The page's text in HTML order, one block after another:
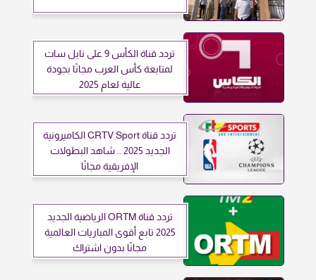
تردد قناة الكأس 9 على نايل سات
لمتابعة كأس العرب مجانًا بجودة
عالية لعام 2025
تردد قناة CRTV Sport الكاميرونية
الجديد 2025 .. شاهد البطولات
الإفريقية مجانًا
تردد قناة ORTM الرياضية الجديد
2025 تابع أقوى المباريات العالمية
مجانًا بدون اشتراك